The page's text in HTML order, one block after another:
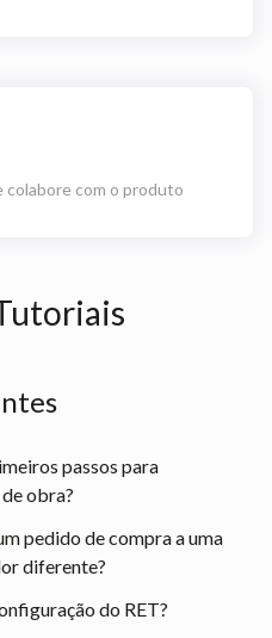
colabore com o produto
passos para
obra?
pedido de compra a uma
diferente?
do RET?